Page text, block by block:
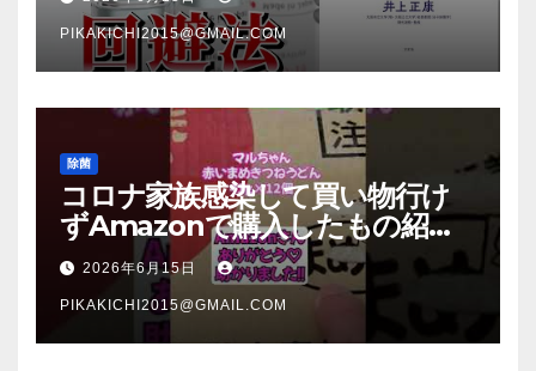
PIKAKICHI2015@GMAIL.COM
除菌
コロナ家族感染して買い物行け
ずAmazonで購入したもの紹
介 #Shorts
2026年6月15日
PIKAKICHI2015@GMAIL.COM